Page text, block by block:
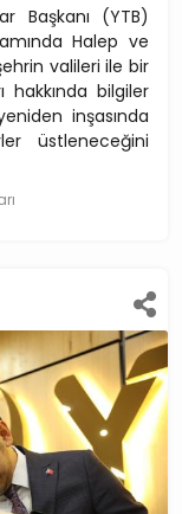
Başkanı (YTB)
Halep ve
valileri ile bir
hakkında bilgiler
inşasında
üstleneceğini